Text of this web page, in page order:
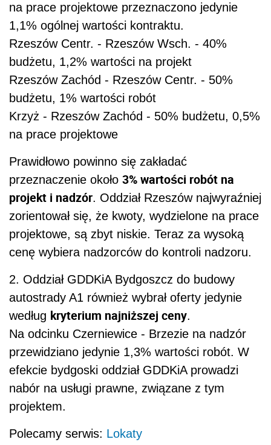
na prace projektowe przeznaczono jedynie
1,1% ogólnej wartości kontraktu.
Rzeszów Centr. - Rzeszów Wsch. - 40%
budżetu, 1,2% wartości na projekt
Rzeszów Zachód - Rzeszów Centr. - 50%
budżetu, 1% wartości robót
Krzyż - Rzeszów Zachód - 50% budżetu, 0,5%
na prace projektowe
Prawidłowo powinno się zakładać
przeznaczenie około 3% wartości robót na
projekt i nadzór. Oddział Rzeszów najwyraźniej
zorientował się, że kwoty, wydzielone na prace
projektowe, są zbyt niskie. Teraz za wysoką
cenę wybiera nadzorców do kontroli nadzoru.
2. Oddział GDDKiA Bydgoszcz do budowy
autostrady A1 również wybrał oferty jedynie
według kryterium najniższej ceny.
Na odcinku Czerniewice - Brzezie na nadzór
przewidziano jedynie 1,3% wartości robót. W
efekcie bydgoski oddział GDDKiA prowadzi
nabór na usługi prawne, związane z tym
projektem.
Polecamy serwis: Lokaty